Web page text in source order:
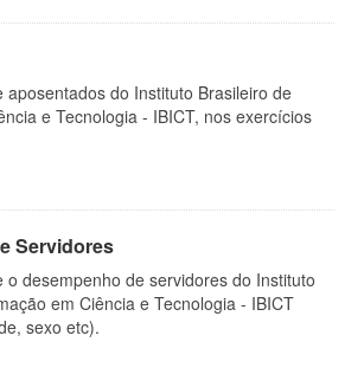
aposentados do Instituto Brasileiro de
e Tecnologia - IBICT, nos exercícios
Servidores
o desempenho de servidores do Instituto
em Ciência e Tecnologia - IBICT
sexo etc).